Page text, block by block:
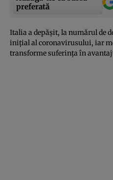
preferată
Italia a depăşit, la numărul de
iniţial al coronavirusului, iar
transforme suferinţa în